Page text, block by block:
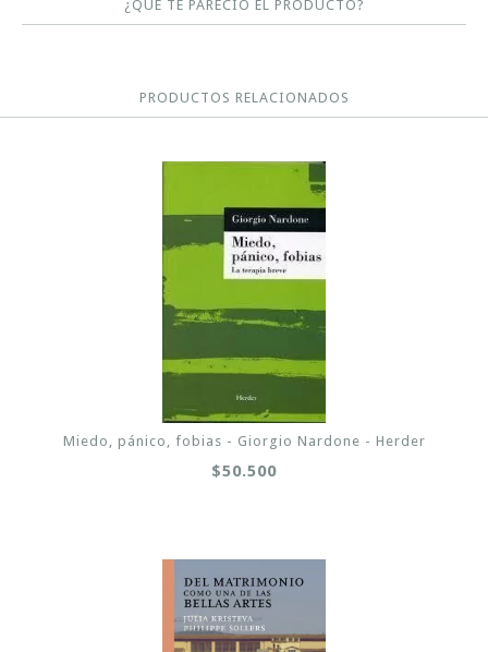
¿QUÉ TE PARECIO EL PRODUCTO?
PRODUCTOS RELACIONADOS
Miedo, pánico, fobias - Giorgio Nardone - Herder
$50.500